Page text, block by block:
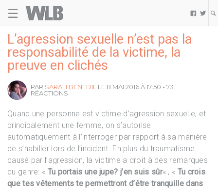
☰  
L’agression sexuelle n’est pas la
responsabilité de la victime, la
preuve en clichés
PAR SARAH BENFDIL LE 8 MAI 2016 À 17:50 - 73
RÉACTIONS
Quand une personne est victime d’agression sexuelle, et
principalement une femme, on s’autorise
automatiquement à l’interroger par rapport à sa manière
de s’habiller lors de l’incident. En plus du traumatisme
causé par l’agression, la victime a droit à des remarques
du genre: « Tu portais une jupe? j’en suis sûr« , « Tu crois
que tes vêtements te permettront d’être tranquille dans